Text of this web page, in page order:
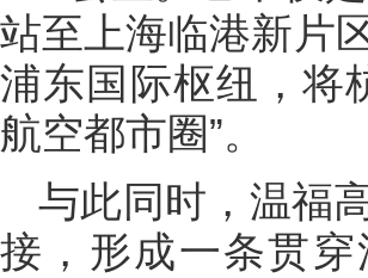
站至上海临港新片
浦东国际枢纽，将
航空都市圈”。
与此同时，温福
接，形成一条贯